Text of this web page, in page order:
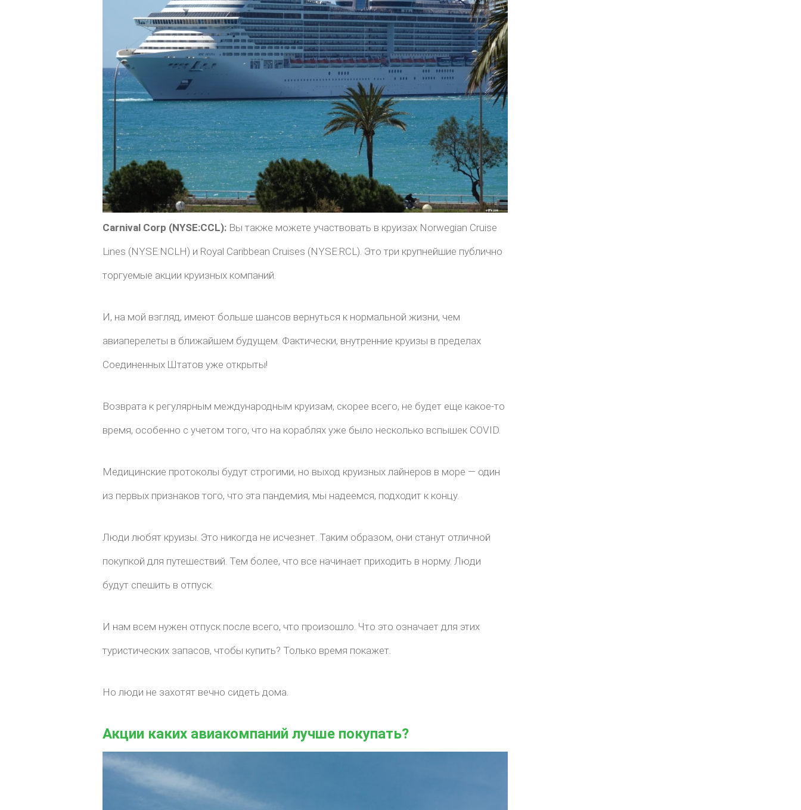
Carnival Corp (NYSE:CCL): Вы также можете участвовать в круизах Norwegian Cruise
Lines (NYSE:NCLH) и Royal Caribbean Cruises (NYSE:RCL). Это три крупнейшие публично
торгуемые акции круизных компаний.
И, на мой взгляд, имеют больше шансов вернуться к нормальной жизни, чем
авиаперелеты в ближайшем будущем. Фактически, внутренние круизы в пределах
Соединенных Штатов уже открыты!
Возврата к регулярным международным круизам, скорее всего, не будет еще какое-то
время, особенно с учетом того, что на кораблях уже было несколько вспышек COVID.
Медицинские протоколы будут строгими, но выход круизных лайнеров в море — один
из первых признаков того, что эта пандемия, мы надеемся, подходит к концу.
Люди любят круизы. Это никогда не исчезнет. Таким образом, они станут отличной
покупкой для путешествий. Тем более, что все начинает приходить в норму. Люди
будут спешить в отпуск.
И нам всем нужен отпуск после всего, что произошло. Что это означает для этих
туристических запасов, чтобы купить? Только время покажет.
Но люди не захотят вечно сидеть дома.
Акции каких авиакомпаний лучше покупать?